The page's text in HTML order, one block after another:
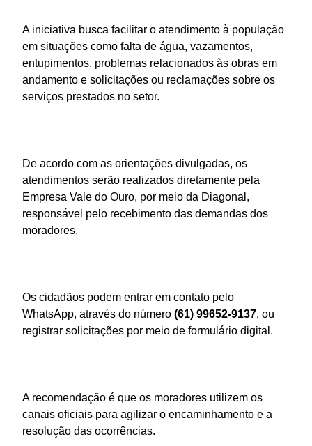
A iniciativa busca facilitar o atendimento à população
em situações como falta de água, vazamentos,
entupimentos, problemas relacionados às obras em
andamento e solicitações ou reclamações sobre os
serviços prestados no setor.
De acordo com as orientações divulgadas, os
atendimentos serão realizados diretamente pela
Empresa Vale do Ouro, por meio da Diagonal,
responsável pelo recebimento das demandas dos
moradores.
Os cidadãos podem entrar em contato pelo
WhatsApp, através do número (61) 99652-9137, ou
registrar solicitações por meio de formulário digital.
A recomendação é que os moradores utilizem os
canais oficiais para agilizar o encaminhamento e a
resolução das ocorrências.